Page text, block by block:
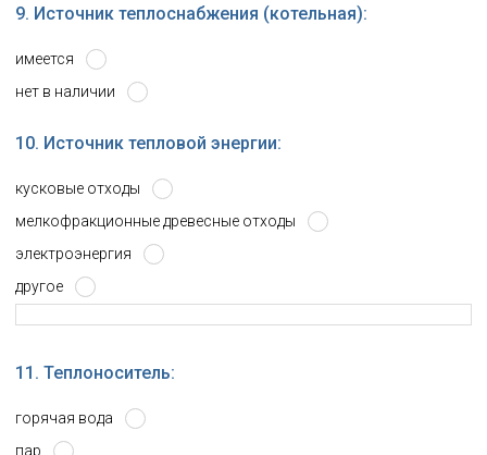
9. Источник теплоснабжения (котельная):
имеется
нет в наличии
10. Источник тепловой энергии:
кусковые отходы
мелкофракционные древесные отходы
электроэнергия
другое
11. Теплоноситель:
горячая вода
пар